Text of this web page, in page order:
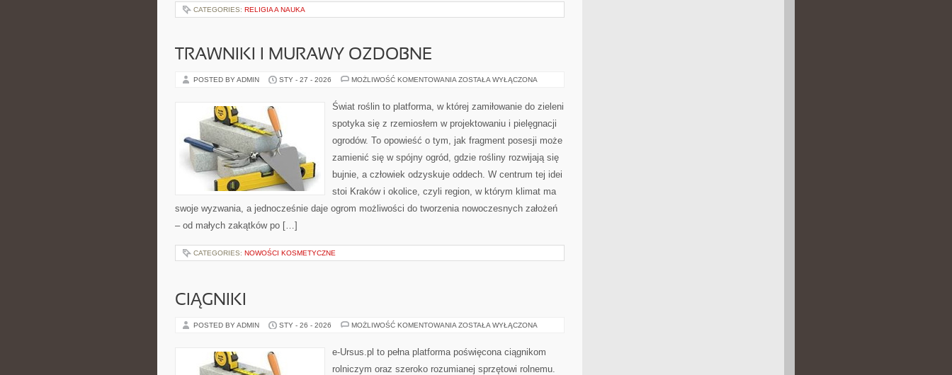
CATEGORIES: RELIGIA A NAUKA
TRAWNIKI I MURAWY OZDOBNE
POSTED BY ADMIN STY - 27 - 2026 MOŻLIWOŚĆ KOMENTOWANIA TRAWNIKI
OZDOBNE
ZOSTAŁA WYŁĄCZONA
Świat roślin to platforma, w której zamiłowanie do zieleni
spotyka się z rzemiosłem w projektowaniu i pielęgnacji
ogrodów. To opowieść o tym, jak fragment posesji może
zamienić się w spójny ogród, gdzie rośliny rozwijają się
bujnie, a człowiek odzyskuje oddech. W centrum tej idei
stoi Kraków i okolice, czyli region, w którym klimat ma
swoje wyzwania, a jednocześnie daje ogrom możliwości do tworzenia nowoczesnych założeń
– od małych zakątków po […]
CATEGORIES: NOWOŚCI KOSMETYCZNE
CIĄGNIKI
POSTED BY ADMIN STY - 26 - 2026 MOŻLIWOŚĆ KOMENTOWANIA CIĄGNIKI
ZOSTAŁA WYŁĄCZONA
e-Ursus.pl to pełna platforma poświęcona ciągnikom
rolniczym oraz szeroko rozumianej sprzętowi rolnemu.